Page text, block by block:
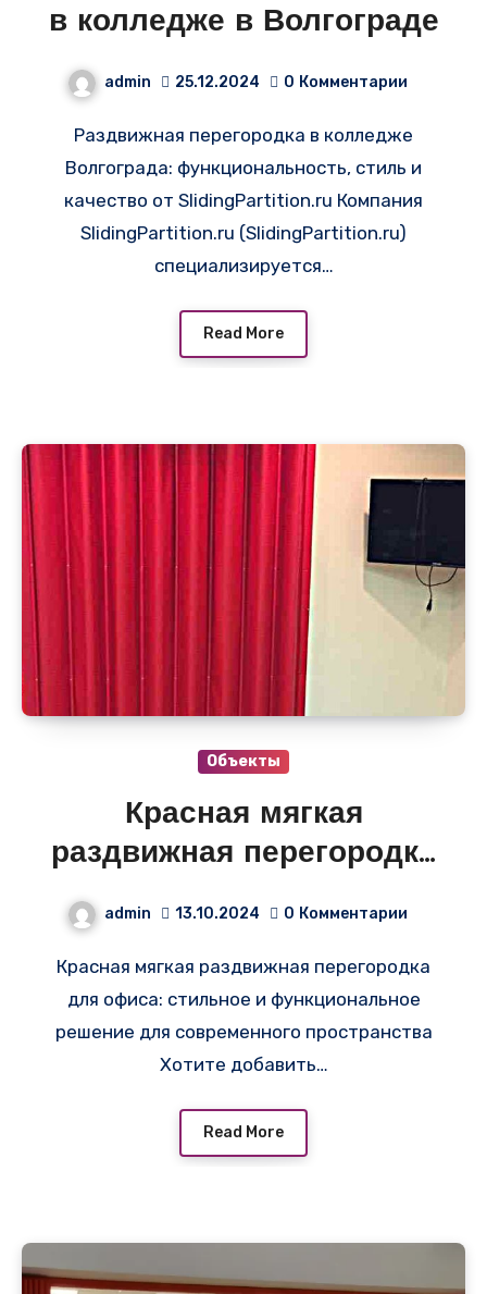
в колледже в Волгограде
admin 25.12.2024 0 Комментарии
Раздвижная перегородка в колледже
Волгограда: функциональность, стиль и
качество от SlidingPartition.ru Компания
SlidingPartition.ru (SlidingPartition.ru)
специализируется…
Read More
Объекты
Красная мягкая
раздвижная перегородка
admin 13.10.2024 0 Комментарии
Красная мягкая раздвижная перегородка
для офиса: стильное и функциональное
решение для современного пространства
Хотите добавить…
Read More